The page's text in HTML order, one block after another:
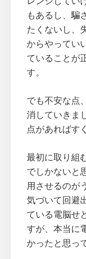
もあるし、騙
たくないし、
からやってい
ていることが
す。
でも不安な点
消していきま
点があればす
最初に取り組
でしかないと
用させるのが
気づいて回避
ている電脳せ
すが、本当に
かったと思っ